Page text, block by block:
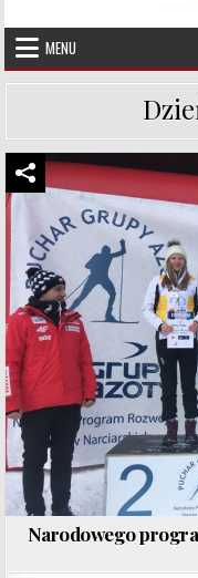
UKS Hubal
MENU
Narodowego